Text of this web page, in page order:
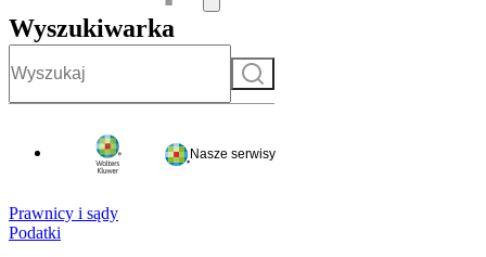
Wyszukiwarka
Szukaj
Nasze serwisy
Prawnicy i sądy
Podatki